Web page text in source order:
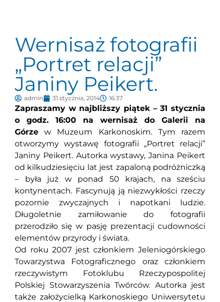
Wernisaż fotografii
„Portret relacji”
Janiny Peikert.
admin 31 stycznia, 2014 16:37
Zapraszamy w najbliższy piątek – 31 stycznia
o godz. 16:00 na wernisaż do Galerii na
Górze w Muzeum Karkonoskim. Tym razem
otworzymy wystawę fotografii „Portret relacji”
Janiny Peikert. Autorka wystawy, Janina Peikert
od kilkudziesięciu lat jest zapaloną podróżniczką
– była już w ponad 50 krajach, na sześciu
kontynentach. Fascynują ją niezwykłości rzeczy
pozornie zwyczajnych i napotkani ludzie.
Długoletnie zamiłowanie do fotografii
przerodziło się w pasję prezentacji cudowności
elementów przyrody i świata.
Od roku 2007 jest członkiem Jeleniogórskiego
Towarzystwa Fotograficznego oraz członkiem
rzeczywistym Fotoklubu Rzeczypospolitej
Polskiej Stowarzyszenia Twórców. Autorka jest
także założycielką Karkonoskiego Uniwersytetu